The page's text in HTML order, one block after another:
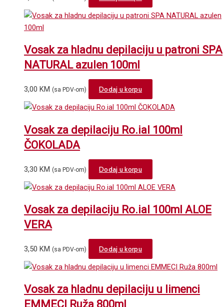
Vosak za hladnu depilaciju u patroni SPA
NATURAL azulen 100ml
3,00 KM (sa PDV-om) Dodaj u korpu
Vosak za depilaciju Ro.ial 100ml
ČOKOLADA
3,30 KM (sa PDV-om) Dodaj u korpu
Vosak za depilaciju Ro.ial 100ml ALOE
VERA
3,50 KM (sa PDV-om) Dodaj u korpu
Vosak za hladnu depilaciju u limenci
EMMECI Ruža 800ml